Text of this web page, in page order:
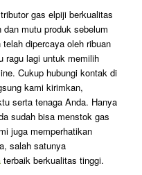
gas elpiji berkualitas
mutu produk sebelum
dipercaya oleh ribuan
ragu lagi untuk memilih
Cukup hubungi kontak di
kami kirimkan,
serta tenaga Anda. Hanya
sudah bisa menstok gas
juga memperhatikan
salah satunya
terbaik berkualitas tinggi.